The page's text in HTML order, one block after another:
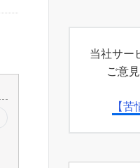
当社サー
ご意
【